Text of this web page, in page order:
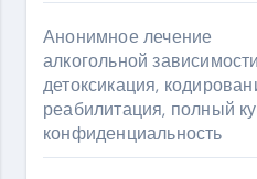
Анонимное лечение
алкогольной
детоксикация,
реабилитация, полный
конфиденциальность